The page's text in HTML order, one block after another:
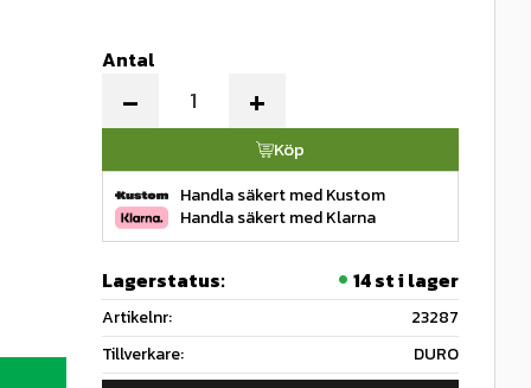
Antal
+
-
Köp
Handla säkert med Kustom
Handla säkert med Klarna
Lagerstatus 14 st i lager
Artikelnr
23287
Tillverkare
DURO